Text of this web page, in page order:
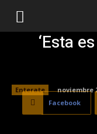
‘Esta
Enterate
noviembre
Facebook